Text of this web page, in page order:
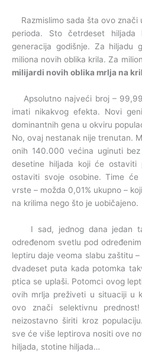
Razmislimo sada šta ovo znači
perioda. Sto četrdeset hiljada
generacija godišnje. Za hiljadu
miliona novih oblika krila. Za
milijardi novih oblika mrlja na
Apsolutno najveći broj –
imati nikakvog efekta. Novi
dominantnih gena u okviru
No, ovaj nestanak nije trenutan.
onih 140.000 većina uginuti
desetine hiljada koji će
ostaviti svoje osobine. Time
vrste – možda 0,01% ukupno –
na krilima nego što je uobičajeno.
I sad, jednog dana jedan
određenom svetlu pod
leptiru daje veoma slabu zaštitu
dvadeset puta kada potomka
ptica se uplaši. Potomci ovog
ovih mrlja preživeti u situaciji u
ovo znači selektivnu
neizostavno širiti kroz
sve će više leptirova nositi ove
hiljada, stotine hiljada…